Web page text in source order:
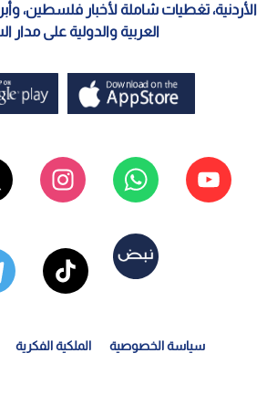
الأردنية، تغطيات شاملة لأخبار فلسطين،
العربية والدولية على مدار
سياسة الخصوصية الملكية الفكرية